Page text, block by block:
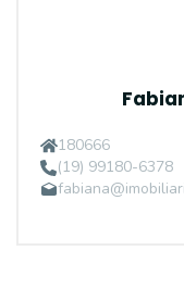
180666
(19) 99180-6378